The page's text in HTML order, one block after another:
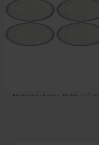
Middagstallerken, Bistro, Grå by